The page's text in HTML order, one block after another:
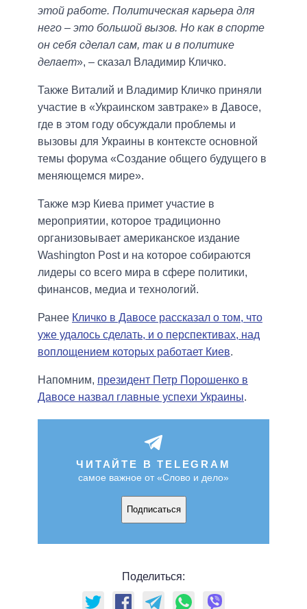
этой работе. Политическая карьера для
него – это большой вызов. Но как в спорте
он себя сделал сам, так и в политике
делает», – сказал Владимир Кличко.
Также Виталий и Владимир Кличко приняли
участие в «Украинском завтраке» в Давосе,
где в этом году обсуждали проблемы и
вызовы для Украины в контексте основной
темы форума «Создание общего будущего в
меняющемся мире».
Также мэр Киева примет участие в
мероприятии, которое традиционно
организовывает американское издание
Washington Post и на которое собираются
лидеры со всего мира в сфере политики,
финансов, медиа и технологий.
Ранее Кличко в Давосе рассказал о том, что
уже удалось сделать, и о перспективах, над
воплощением которых работает Киев.
Напомним, президент Петр Порошенко в
Давосе назвал главные успехи Украины.
ЧИТАЙТЕ В TELEGRAM
самое важное от «Слово и дело»
Подписаться
Поделиться: